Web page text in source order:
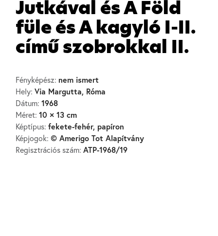
Jutkával és A Föld
füle és A kagyló I-II.
című szobrokkal II.
Fényképész: nem ismert
Hely: Via Margutta, Róma
Dátum: 1968
Méret: 10 × 13 cm
Képtípus: fekete-fehér, papíron
Képjogok: © Amerigo Tot Alapítvány
Regisztrációs szám: ATP-1968/19